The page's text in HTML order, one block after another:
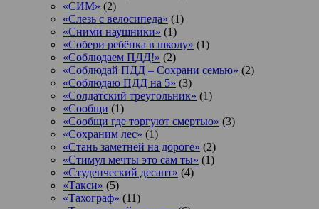
«СИМ» (2)
«Слезь с велосипеда» (1)
«Сними наушники» (1)
«Собери ребёнка в школу» (1)
«Соблюдаем ПДД!» (2)
«Соблюдай ПДД – Сохрани семью» (2)
«Соблюдаю ПДД на 5» (3)
«Солдатский треугольник» (1)
«Сообщи (1)
«Сообщи где торгуют смертью» (3)
«Сохраним лес» (1)
«Стань заметней на дороге» (2)
«Стимул мечты это сам ты» (1)
«Студенческий десант» (4)
«Такси» (5)
«Тахограф» (11)